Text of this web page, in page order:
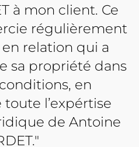
à mon client. Ce
régulièrement
relation qui a
sa propriété dans
en
l’expértise
de Antoine